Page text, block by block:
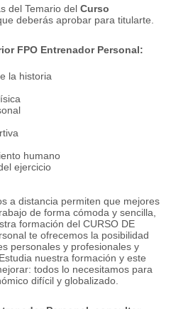
del Temario del Curso
deberás aprobar para titularte.
FPO Entrenador Personal:
la historia
humano
ejercicio
a distancia permiten que mejores
de forma cómoda y sencilla,
formación del CURSO DE
te ofrecemos la posibilidad
personales y profesionales y
nuestra formación y este
todos lo necesitamos para
difícil y globalizado.